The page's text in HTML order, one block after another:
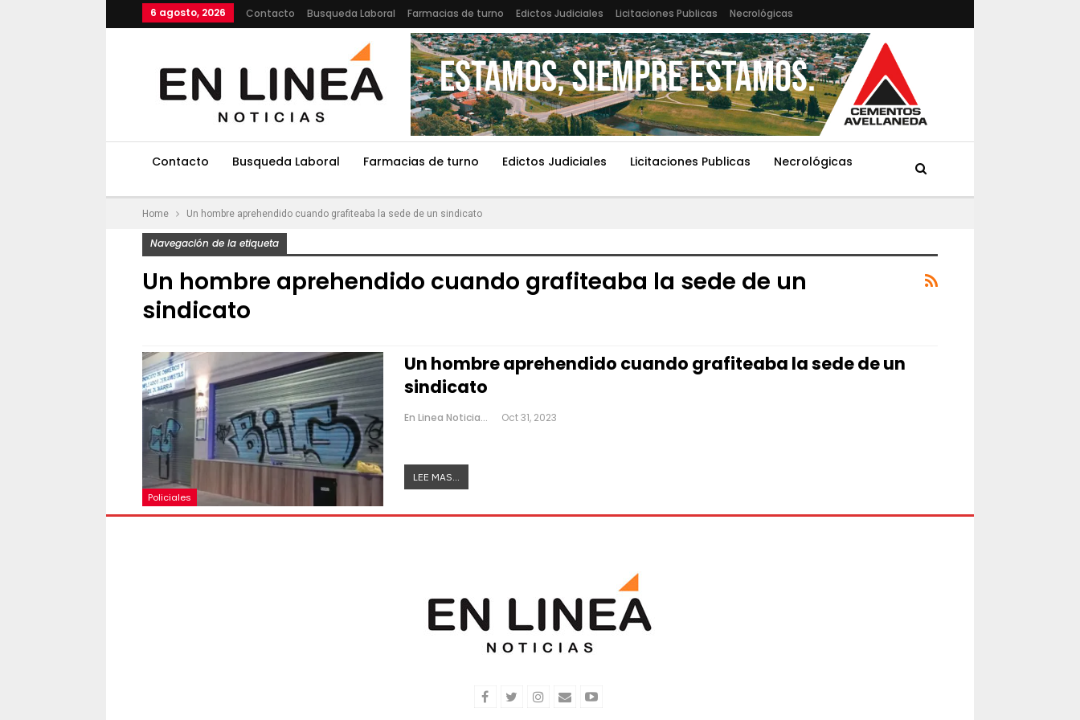
6 agosto, 2026 Contacto Busqueda Laboral Farmacias de turno Edictos Judiciales Licitaciones Publicas Necrológicas
Contacto Busqueda Laboral Farmacias de turno Edictos Judiciales Licitaciones Publicas Necrológicas
Home Un hombre aprehendido cuando grafiteaba la sede de un sindicato
Navegación de la etiqueta
Un hombre aprehendido cuando grafiteaba la sede de un
sindicato
Policiales
Un hombre aprehendido cuando grafiteaba la sede de un
sindicato
En Linea Noticias Oct 31, 2023
LEE MAS...